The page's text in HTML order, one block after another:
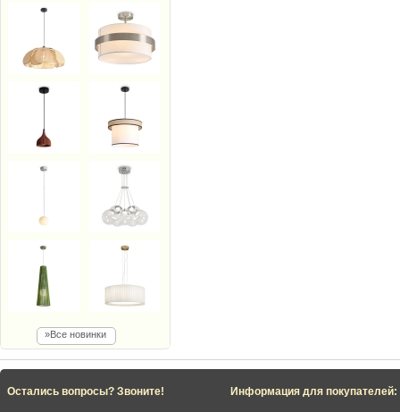
»Все новинки
Остались вопросы? Звоните! Информация для покупателей: